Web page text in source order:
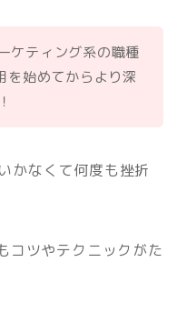
ケティング系の職種
を始めてからより深
かなくて何度も挫折
コツやテクニックがた